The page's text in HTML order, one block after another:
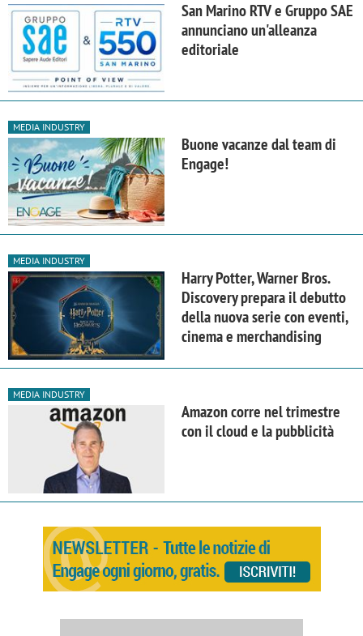
San Marino RTV e Gruppo SAE
annunciano un'alleanza
editoriale
MEDIA INDUSTRY
Buone vacanze dal team di
Engage!
MEDIA INDUSTRY
Harry Potter, Warner Bros.
Discovery prepara il debutto
della nuova serie con eventi,
cinema e merchandising
MEDIA INDUSTRY
Amazon corre nel trimestre
con il cloud e la pubblicità